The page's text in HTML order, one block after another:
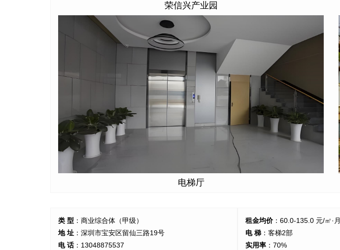
荣信兴产业园
电梯厅
类 型 ：商业综合体（甲级）
地 址 ：深圳市宝安区留仙三路19号
电 话：13048875537
租金均价：60.0-135.0 元/㎡·月
电 梯 ：客梯2部
实用率 ：70%